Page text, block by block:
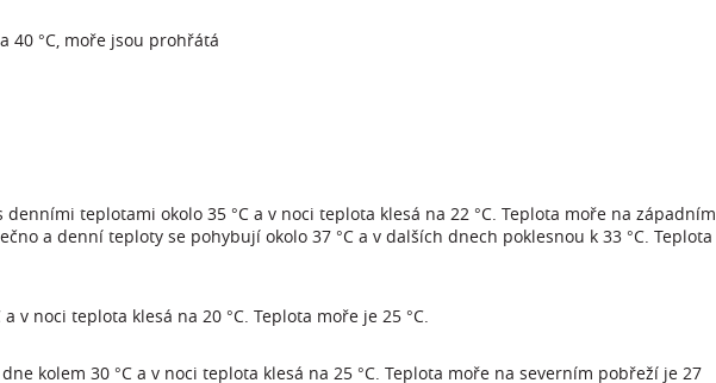
40 °C, moře jsou prohřátá
teplotami okolo 35 °C a v noci teplota klesá na 22 °C. Teplota moře na západním
a denní teploty se pohybují okolo 37 °C a v dalších dnech poklesnou k 33 °C. Teplota
noci teplota klesá na 20 °C. Teplota moře je 25 °C.
kolem 30 °C a v noci teplota klesá na 25 °C. Teplota moře na severním pobřeží je 27